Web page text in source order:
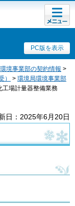
PC版を表示
メニュ
ー
境事業部の契約情報 >
）
> 環境局環境事業部
工場計量器整備業務
日：2025年6月20日